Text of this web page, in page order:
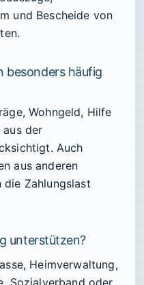
und Bescheide von
besonders häufig
Wohngeld, Hilfe
der
Auch
aus anderen
die Zahlungslast
unterstützen?
Heimverwaltung,
Sozialverband oder